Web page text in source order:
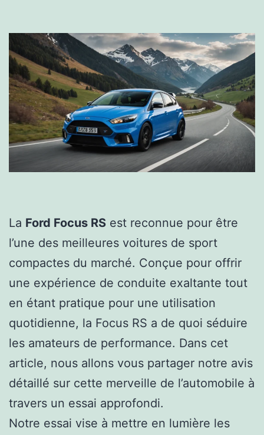
La Ford Focus RS est reconnue pour être
l’une des meilleures voitures de sport
compactes du marché. Conçue pour offrir
une expérience de conduite exaltante tout
en étant pratique pour une utilisation
quotidienne, la Focus RS a de quoi séduire
les amateurs de performance. Dans cet
article, nous allons vous partager notre avis
détaillé sur cette merveille de l’automobile à
travers un essai approfondi.
Notre essai vise à mettre en lumière les